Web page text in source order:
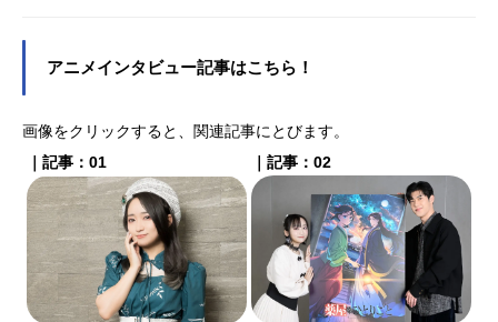
アニメインタビュー記事はこちら！
画像をクリックすると、関連記事にとびます。
｜記事：01
｜記事：02